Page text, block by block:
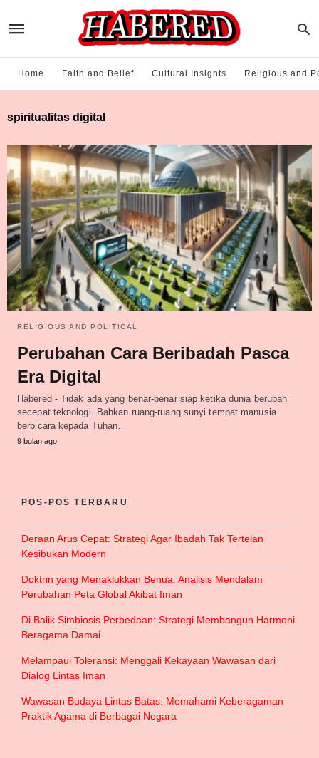
Home Faith and Belief Cultural Insights Religious and
spiritualitas digital
RELIGIOUS AND POLITICAL
Perubahan Cara Beribadah Pasca
Era Digital
Habered - Tidak ada yang benar-benar siap ketika dunia berubah
secepat teknologi. Bahkan ruang-ruang sunyi tempat manusia
berbicara kepada Tuhan…
9 bulan ago
POS-POS TERBARU
Deraan Arus Cepat: Strategi Agar Ibadah Tak Tertelan
Kesibukan Modern
Doktrin yang Menaklukkan Benua: Analisis Mendalam
Perubahan Peta Global Akibat Iman
Di Balik Simbiosis Perbedaan: Strategi Membangun Harmoni
Beragama Damai
Melampaui Toleransi: Menggali Kekayaan Wawasan dari
Dialog Lintas Iman
Wawasan Budaya Lintas Batas: Memahami Keberagaman
Praktik Agama di Berbagai Negara